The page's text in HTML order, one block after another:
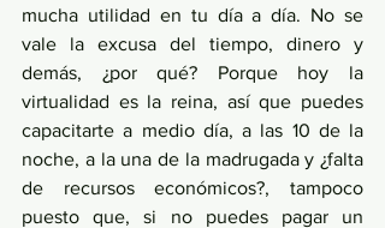
mucha utilidad en tu día a día. No se
vale la excusa del tiempo, dinero y
demás, ¿por qué? Porque hoy la
virtualidad es la reina, así que puedes
capacitarte a medio día, a las 10 de la
noche, a la una de la madrugada y ¿falta
de recursos económicos?, tampoco
puesto que, si no puedes pagar un